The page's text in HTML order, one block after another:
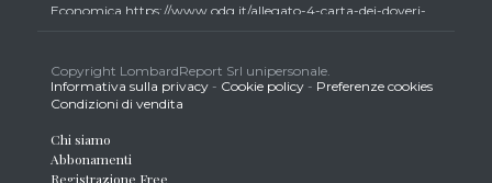
Economica https://www.odg.it/allegato-4-carta-dei-doveri-
essere consapevoli che i collaboratori di LombardReport.com
iscritti all’Ordine dei Giornalisti non possono detenere i titoli
oggetto dei loro articoli mentre i collaboratori non giornalisti
trader retail e comunque inferiori allo 0,5% del capitale, gli
strumenti finanziari oggetto dei loro articoli creando così un
Copyright LombardReport Srl unipersonale.
Informativa sulla privacy - Cookie policy - Preferenze cookies
Condizioni di vendita
Chi siamo
Abbonamenti
Registrazione Free